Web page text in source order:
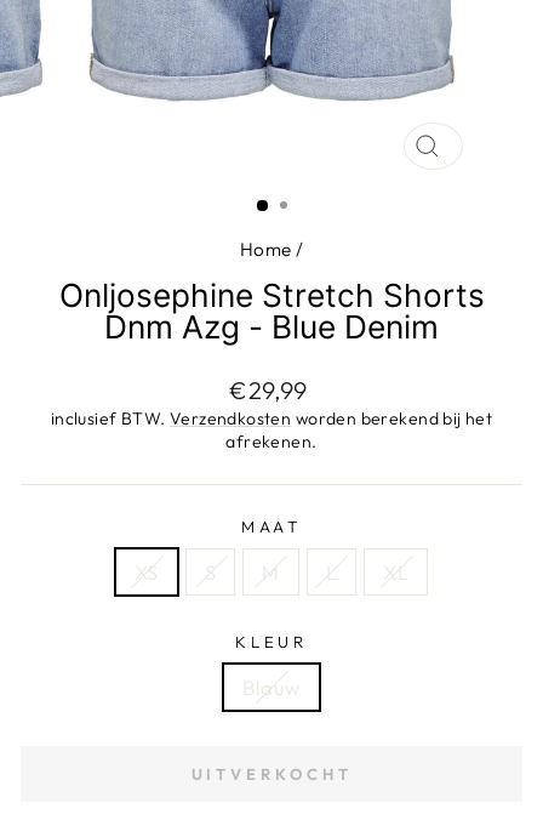
SLUIT
Home /
Onljosephine Stretch Shorts
Dnm Azg - Blue Denim
Adviesprijs
€29,99
inclusief BTW. Verzendkosten worden berekend bij het
afrekenen.
MAAT
XS S M L XL
KLEUR
Blauw
UITVERKOCHT